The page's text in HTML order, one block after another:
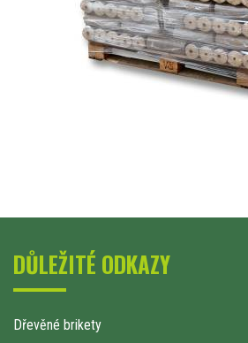
DŮLEŽITÉ ODKAZY
Dřevěné brikety